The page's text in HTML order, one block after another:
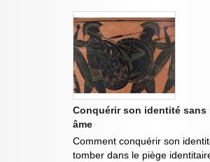
Conquérir son identité sans
âme
Comment conquérir son
tomber dans le piège